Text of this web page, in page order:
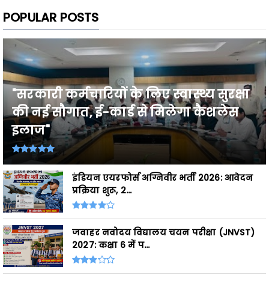
POPULAR POSTS
"सरकारी कर्मचारियों के लिए स्वास्थ्य सुरक्षा
की नई सौगात, ई-कार्ड से मिलेगा कैशलेस
इलाज"
इंडियन एयरफोर्स अग्निवीर भर्ती 2026: आवेदन
प्रक्रिया शुरू, 2...
जवाहर नवोदय विद्यालय चयन परीक्षा (JNVST)
2027: कक्षा 6 में प...